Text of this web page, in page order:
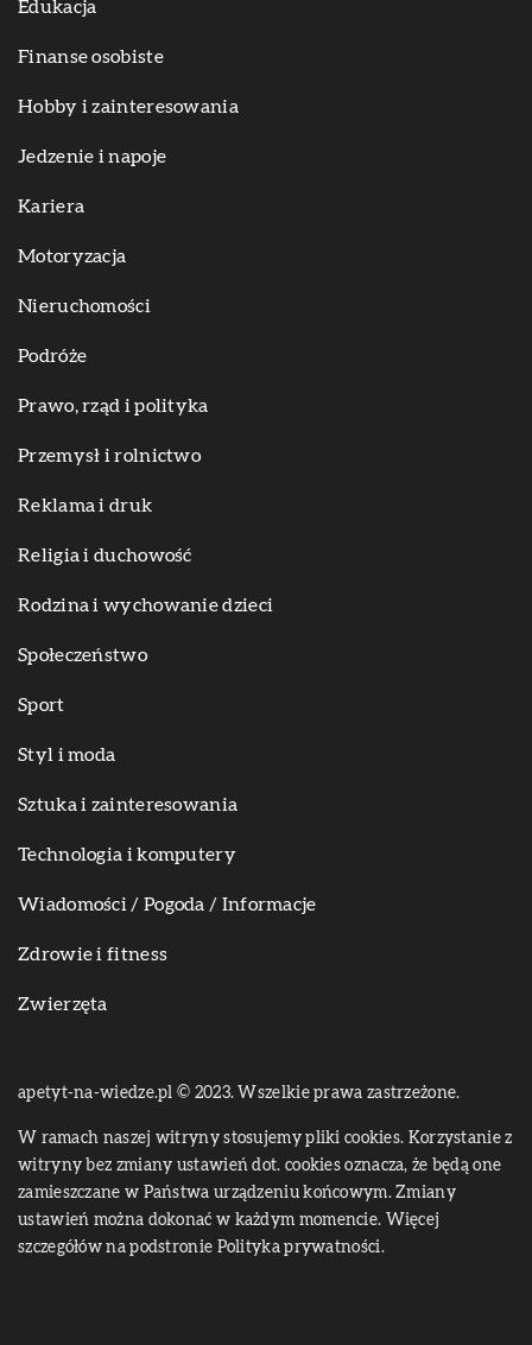
Edukacja
Finanse osobiste
Hobby i zainteresowania
Jedzenie i napoje
Kariera
Motoryzacja
Nieruchomości
Podróże
Prawo, rząd i polityka
Przemysł i rolnictwo
Reklama i druk
Religia i duchowość
Rodzina i wychowanie dzieci
Społeczeństwo
Sport
Styl i moda
Sztuka i zainteresowania
Technologia i komputery
Wiadomości / Pogoda / Informacje
Zdrowie i fitness
Zwierzęta
apetyt-na-wiedze.pl © 2023. Wszelkie prawa zastrzeżone.
W ramach naszej witryny stosujemy pliki cookies. Korzystanie z
witryny bez zmiany ustawień dot. cookies oznacza, że będą one
zamieszczane w Państwa urządzeniu końcowym. Zmiany
ustawień można dokonać w każdym momencie. Więcej
szczegółów na podstronie Polityka prywatności.